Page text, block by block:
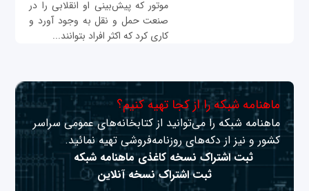
موتور که پیش‌بینی او انقلابی را در
صنعت حمل و نقل به وجود آورد و
کاری کرد که اکثر افراد بتوانند...
ماهنامه شبکه را از کجا تهیه کنیم؟
ماهنامه شبکه را می‌توانید از کتابخانه‌های عمومی سراسر
کشور و نیز از دکه‌های روزنامه‌فروشی تهیه نمائید.
ثبت اشتراک نسخه کاغذی ماهنامه شبکه
ثبت اشتراک نسخه آنلاین